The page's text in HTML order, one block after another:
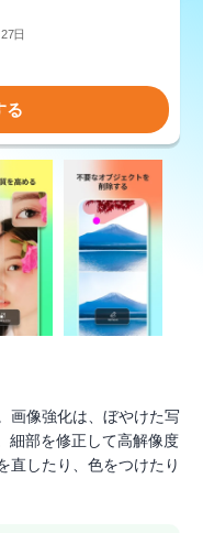
日
る
画像強化は、ぼやけた写
細部を修正して高解像度
直したり、色をつけたり